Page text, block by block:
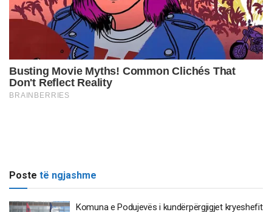
Poste të ngjashme
Komuna e Podujevës i kundërpërgjigjet kryeshefit